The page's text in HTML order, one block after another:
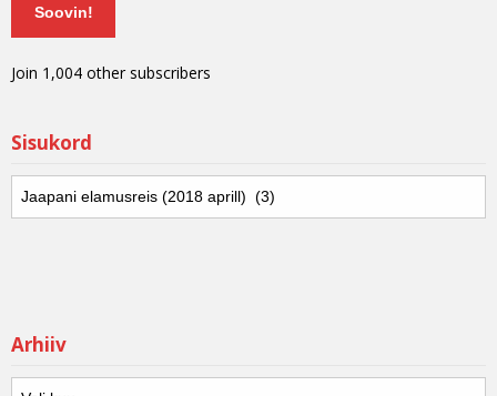
Soovin!
Join 1,004 other subscribers
Sisukord
Arhiiv